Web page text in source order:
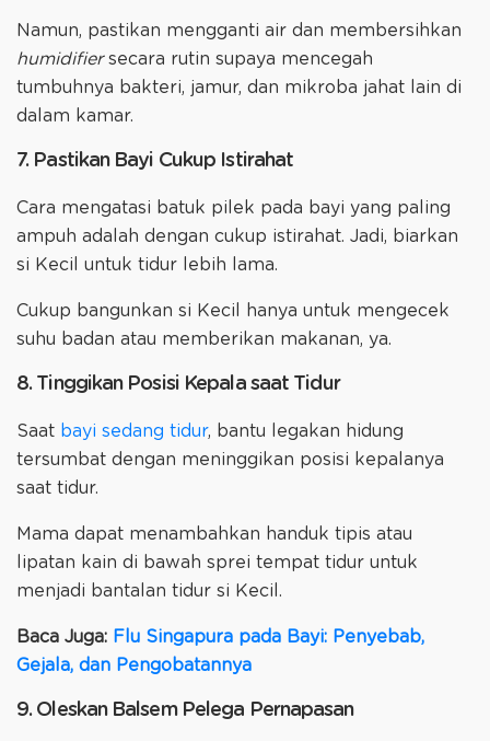
Namun, pastikan mengganti air dan membersihkan
humidifiersecara rutin supaya mencegah
tumbuhnya bakteri, jamur, dan mikroba jahat lain di
dalam kamar.
7. Pastikan Bayi Cukup Istirahat
Cara mengatasi batuk pilek pada bayi yang paling
ampuh adalah dengan cukup istirahat. Jadi, biarkan
si Kecil untuk tidur lebih lama.
Cukup bangunkan si Kecil hanya untuk mengecek
suhu badan atau memberikan makanan, ya.
8. Tinggikan Posisi Kepala saat Tidur
Saat bayi sedang tidur, bantu legakan hidung
tersumbat dengan meninggikan posisi kepalanya
saat tidur.
Mama dapat menambahkan handuk tipis atau
lipatan kain di bawah sprei tempat tidur untuk
menjadi bantalan tidur si Kecil.
Baca Juga: Flu Singapura pada Bayi: Penyebab,
Gejala, dan Pengobatannya
9. Oleskan Balsem Pelega Pernapasan